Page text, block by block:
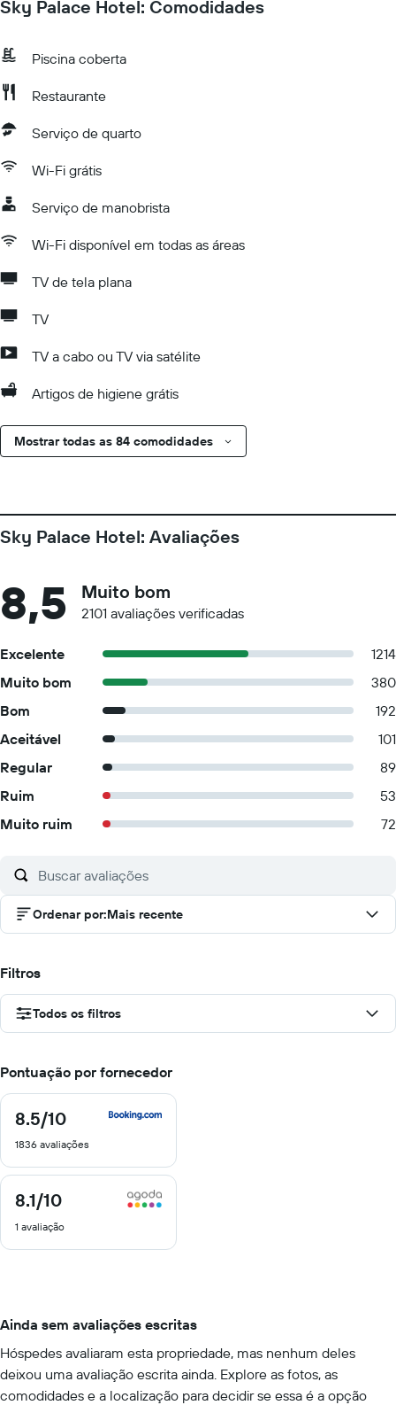
Sky Palace Hotel: Comodidades
Piscina coberta
Restaurante
Serviço de quarto
Wi-Fi grátis
Serviço de manobrista
Wi-Fi disponível em todas as áreas
TV de tela plana
TV
TV a cabo ou TV via satélite
Artigos de higiene grátis
Mostrar todas as 84 comodidades
Sky Palace Hotel: Avaliações
8,5 Muito bom
2101 avaliações verificadas
Excelente
1214
Muito bom
380
Bom
192
Aceitável
101
Regular
89
Ruim
53
Muito ruim
72
Ordenar por:Mais recente
Filtros
Todos os filtros
Pontuação por fornecedor
8.5/10
8.5
10
1836 avaliações
8.1/10
8.1
10
1 avaliação
Ainda sem avaliações escritas
Hóspedes avaliaram esta propriedade, mas nenhum deles
deixou uma avaliação escrita ainda. Explore as fotos, as
comodidades e a localização para decidir se essa é a opção